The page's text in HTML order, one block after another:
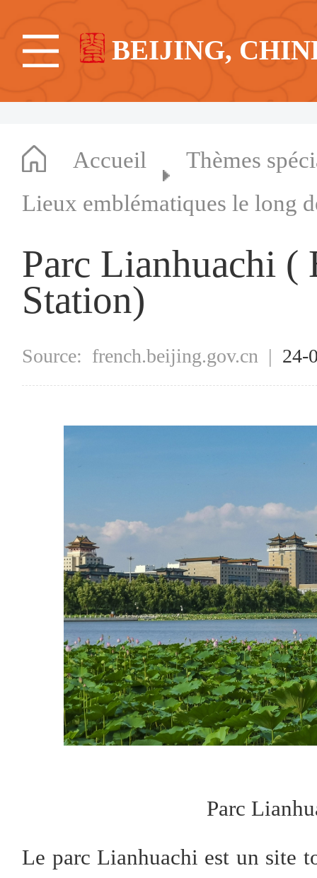
BEIJING,
Accueil
Thèmes
Lieux emblématiques le long
Parc Lianhuachi
Station)
Source: french.beijing.gov.cn | 24-
Parc
Le parc Lianhuachi est un site